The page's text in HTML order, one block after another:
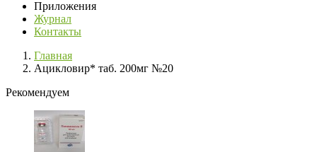
Приложения
Журнал
Контакты
Главная
Ацикловир* таб. 200мг №20
Рекомендуем